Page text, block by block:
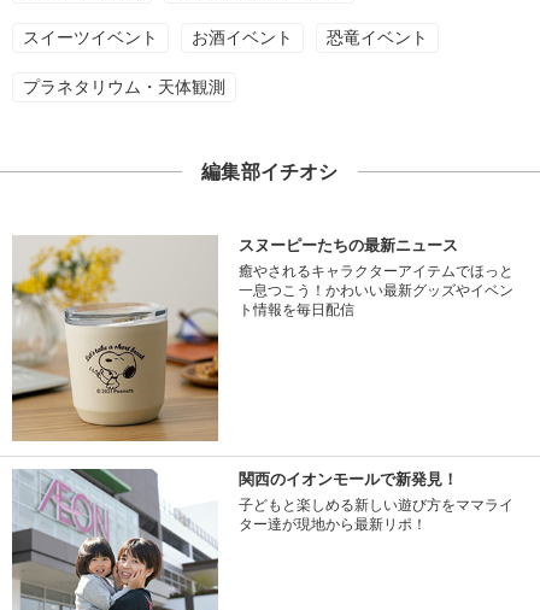
スイーツイベント お酒イベント 恐竜イベント
プラネタリウム・天体観測
編集部イチオシ
スヌーピーたちの最新ニュース
癒やされるキャラクターアイテムでほっと
一息つこう！かわいい最新グッズやイベン
ト情報を毎日配信
関西のイオンモールで新発見！
子どもと楽しめる新しい遊び方をママライ
ター達が現地から最新リポ！